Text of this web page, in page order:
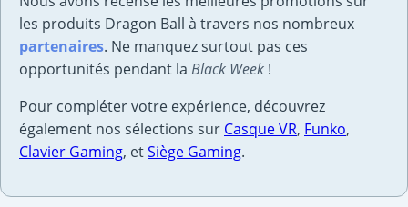
les produits Dragon Ball à travers nos nombreux
partenaires. Ne manquez surtout pas ces
opportunités pendant la Black Week !
Pour compléter votre expérience, découvrez
également nos sélections sur Casque VR, Funko,
Clavier Gaming, etSiège Gaming.